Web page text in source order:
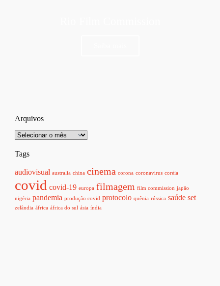
Arquivos
Tags
audiovisual australia china cinema corona coronavirus coréia
covid covid-19 europa filmagem film commission japão
nigéria pandemia produção covid protocolo quênia rússica saúde set
zelândia áfrica áfrica do sul ásia índia